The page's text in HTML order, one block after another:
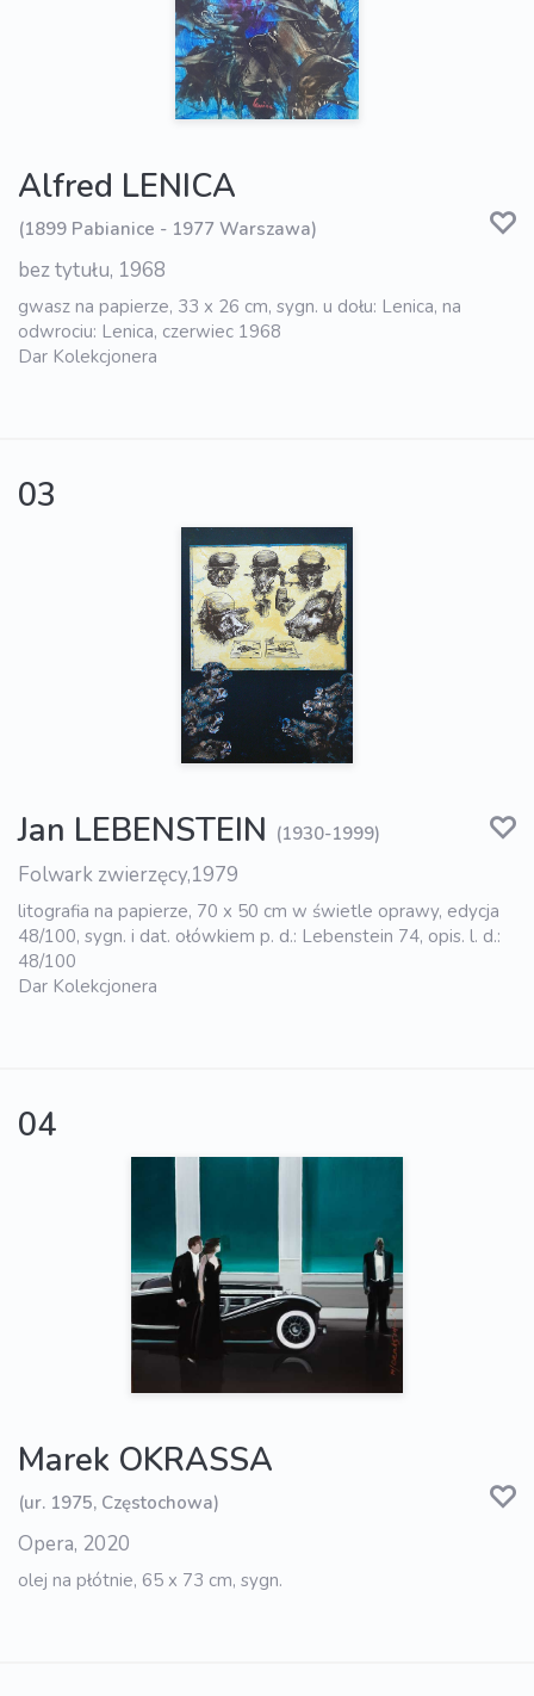
Alfred LENICA
(1899 Pabianice - 1977 Warszawa)
bez tytułu, 1968
gwasz na papierze, 33 x 26 cm, sygn. u dołu: Lenica, na
odwrociu: Lenica, czerwiec 1968
Dar Kolekcjonera
03
Jan LEBENSTEIN (1930-1999)
Folwark zwierzęcy,1979
litografia na papierze, 70 x 50 cm w świetle oprawy, edycja
48/100, sygn. i dat. ołówkiem p. d.: Lebenstein 74, opis. l. d.:
48/100
Dar Kolekcjonera
04
Marek OKRASSA
(ur. 1975, Częstochowa)
Opera, 2020
olej na płótnie, 65 x 73 cm, sygn.